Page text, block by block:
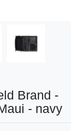
Brand -
- navy